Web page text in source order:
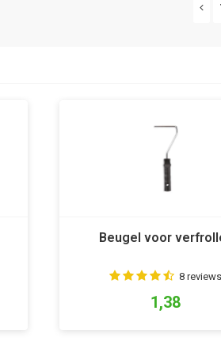
Beugel voor
8 reviews
1,38